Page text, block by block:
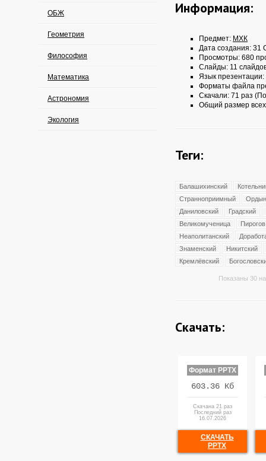
ОБЖ
Геометрия
Философия
Математика
Астрономия
Экология
Информация:
Предмет: МХК
Дата создания: 31
Просмотры: 680
Слайды: 11
Язык презентации:
Форматы файла
Скачали: 71 раз
Общий размер
Теги:
Балашихинский
Странноприимный
Даниловский
Градский
Великомученица
Пирогов
Неаполитанский
Знаменский
Никитский
Кремлёвский
Показаны 30
Скачать:
Формат PPTX
603.36 Кб
Скачана 21 раз
Последний раз
16.07.2026
СКАЧАТЬ
PPTX